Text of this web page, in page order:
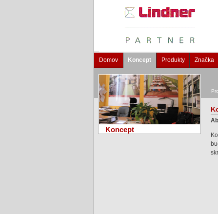
Domov Koncept Produkty Značka
Koncept